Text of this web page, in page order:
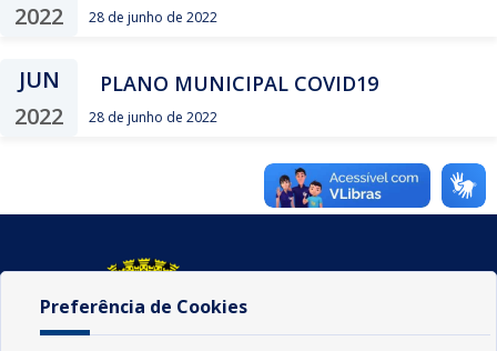
2022
28 de junho de 2022
JUN
2022
PLANO MUNICIPAL COVID19
28 de junho de 2022
Preferência de Cookies